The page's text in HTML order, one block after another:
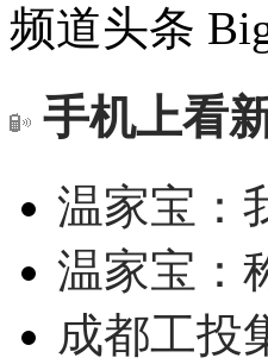
频道头条
手机上看
温家宝：
温家宝：
成都工投